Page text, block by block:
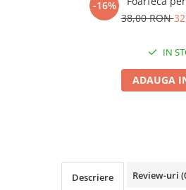
Seminte varza
Seminte Vinete
-16%
38,00 RON
IN
ADAUGA
Descriere Review-uri